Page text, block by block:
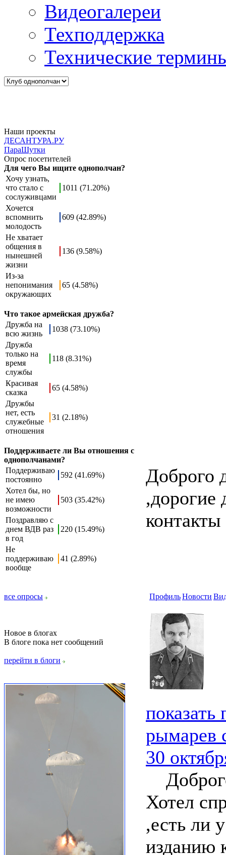
Видеогалереи
Техподдержка
Технические
Наши проекты
ДЕСАНТУРА.РУ
ПараШутки
Опрос посетителей
Для чего Вы ищите однополчан?
Хочу узнать,
что стало с
сослуживцами
1011 (71.20%)
Хочется
вспомнить
молодость
609 (42.89%)
Не хватает
общения в
нынешней
жизни
136 (9.58%)
Из-за
непонимания
окружающих
65 (4.58%)
Что такое армейская дружба?
Дружба на
всю жизнь
1038 (73.10%)
Дружба
только на
время
службы
118 (8.31%)
Красивая
сказка
65 (4.58%)
Дружбы
нет, есть
служебные
отношения
31 (2.18%)
Поддерживаете ли Вы отношения с
однополчанами?
Поддерживаю
постоянно
592 (41.69%)
Хотел бы, но
не имею
возможности
503 (35.42%)
Поздравляю с
днем ВДВ раз
в год
220 (15.49%)
Не
поддерживаю
вообще
41 (2.89%)
все опросы
Новое в блогах
В блоге пока нет сообщений
перейти в блоги
Доброго
,дорогие
ПрофильНовости
рымарев
30
Хотел
,есть ли
изданию